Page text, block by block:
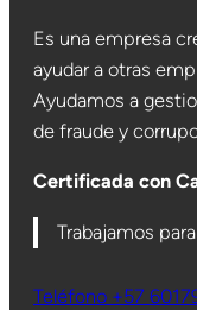
Es una empresa
ayudar a otras
Ayudamos a
de fraude y
Certificada con
Trabajamos
Teléfono +57